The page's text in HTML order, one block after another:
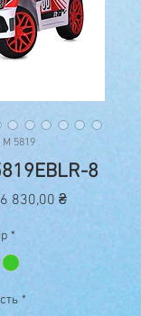
5819
8
6 830,00 ₴За
*
*